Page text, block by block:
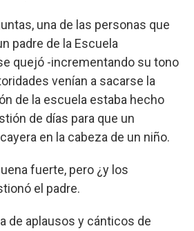
una de las personas que
padre de la Escuela
quejó -incrementando su tono
venían a sacarse la
de la escuela estaba hecho
de días para que un
en la cabeza de un niño.
fuerte, pero ¿y los
el padre.
de aplausos y cánticos de